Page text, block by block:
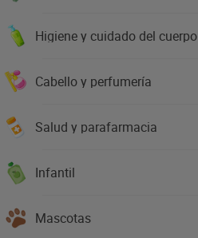
Higiene y cuidado del cuerpo
Cabello y perfumería
Salud y parafarmacia
Infantil
Mascotas